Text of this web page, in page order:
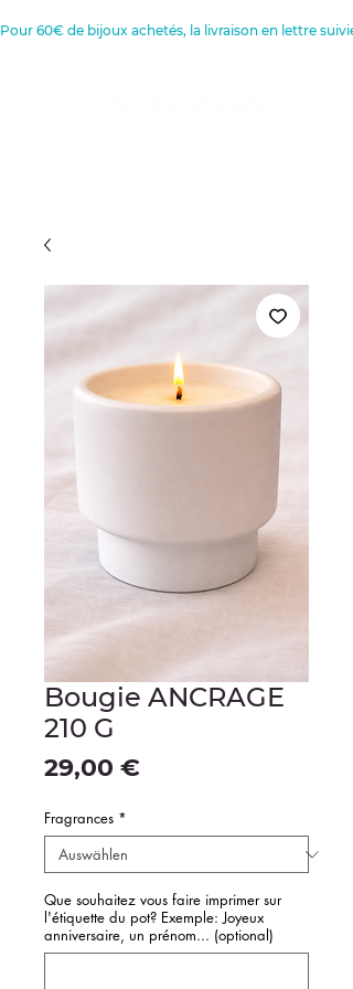
Pour 60€ de bijoux achetés, la livraison en lettre
Bougie ANCRAGE
210 G
29,00 €Preis
Fragrances *
Que souhaitez vous faire imprimer sur
l'étiquette du pot? Exemple: Joyeux
anniversaire, un prénom... (optional)